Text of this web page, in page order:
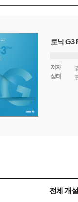
토닉 G3
저자
상태
전체 개